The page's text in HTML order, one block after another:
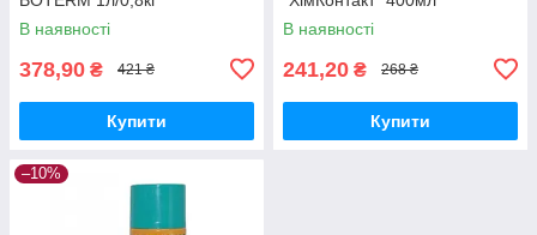
В наявності
378,90 ₴ 421 ₴
Купити
В наявності
241,20 ₴ 268 ₴
Купити
–10%